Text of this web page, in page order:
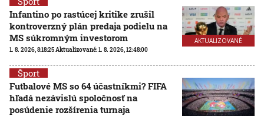
AKTUALIZOVANÉ
Infantino po rastúcej kritike zrušil
kontroverzný plán predaja podielu na
MS súkromným investorom
1. 8. 2026, 8:18:25 Aktualizované:1. 8. 2026, 12:48:00
Šport
Futbalové MS so 64 účastníkmi? FIFA
hľadá nezávislú spoločnosť na
posúdenie rozšírenia turnaja